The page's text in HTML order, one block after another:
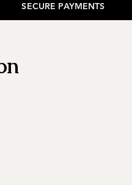
PAYMENTS